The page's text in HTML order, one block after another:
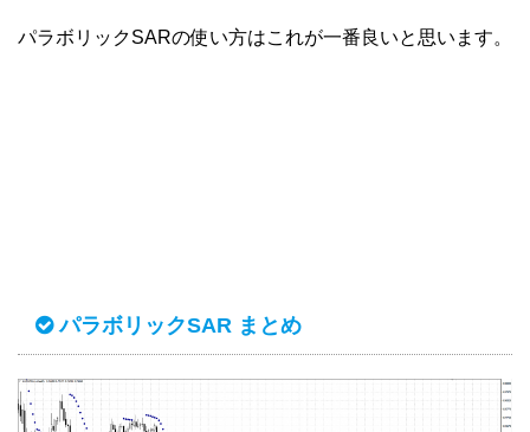
パラボリックSARの使い方はこれが一番良いと思います。
パラボリックSAR まとめ